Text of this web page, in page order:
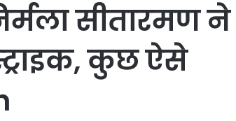
सीतारमण ने
कुछ ऐसे